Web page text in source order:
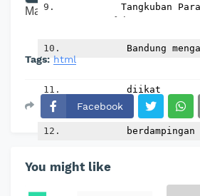
Tangkuban Parahu
Bandung
diikat
berdampingan yang
melayari Ci Tarum
Maka struktur body pada HTML
Tags: html
Facebook
You might like